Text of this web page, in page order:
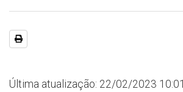
Última atualização: 22/02/2023 10:01